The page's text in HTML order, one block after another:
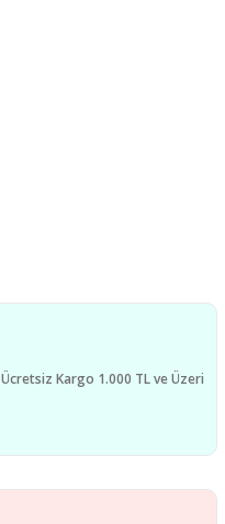
Ücretsiz Kargo 1.000 TL ve Üzeri